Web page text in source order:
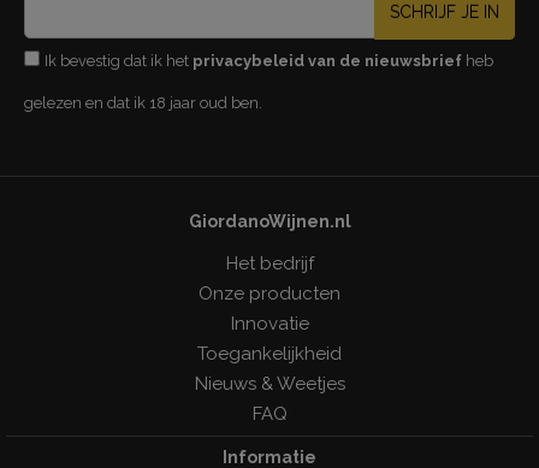
SCHRIJF JE IN
Ik bevestig dat ik het privacybeleid van de nieuwsbrief heb
gelezen en dat ik 18 jaar oud ben.
GiordanoWijnen.nl
Het bedrijf
Onze producten
Innovatie
Toegankelijkheid
Nieuws & Weetjes
FAQ
Informatie